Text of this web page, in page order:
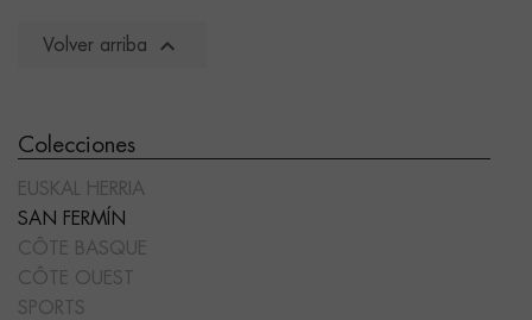
Colecciones
EUSKAL HERRIA
SAN FERMÍN
CÔTE BASQUE
CÔTE OUEST
SPORTS
Volver arriba 